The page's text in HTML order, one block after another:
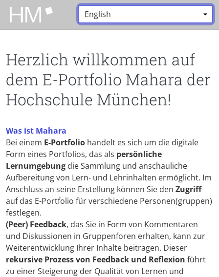
Zum Hauptinhalt zurückspringen
Sprache:
Herzlich willkommen auf
dem E-Portfolio Mahara der
Hochschule München!
Was ist Mahara
Bei einem E-Portfolio handelt es sich um die digitale
Form eines Portfolios, das als persönliche
Lernumgebung die Sammlung und anschauliche
Aufbereitung von Lern- und Lehrinhalten ermöglicht. Im
Anschluss an seine Erstellung können Sie den Zugriff
auf das E-Portfolio für verschiedene Personen(gruppen)
festlegen.
(Peer) Feedback, das Sie in Form von Kommentaren
und Diskussionen in Gruppenforen erhalten, kann zur
Weiterentwicklung Ihrer Inhalte beitragen. Dieser
rekursive Prozess von Feedback und Reflexion führt
zu einer Steigerung der Qualität von Lernen und